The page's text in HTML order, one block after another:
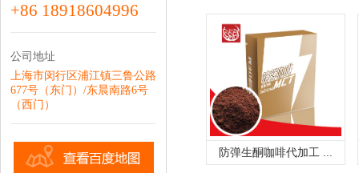
+86 18918604996
公司地址
上海市闵行区浦江镇三鲁公路
677号（东门）/东晨南路6号
（西门）
防弹生酮咖啡代加工 ...